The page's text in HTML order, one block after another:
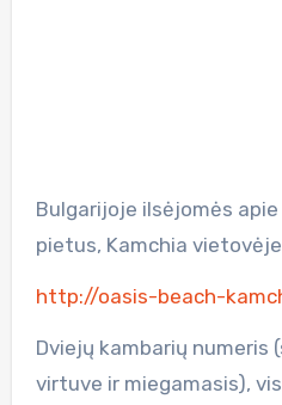
Bulgarijoje ilsėjomės apie 20 km už Varnos į
pietus, Kamchia
http://oasis-beach-
Dviejų kambarių numeris
virtuve ir miegamasis),